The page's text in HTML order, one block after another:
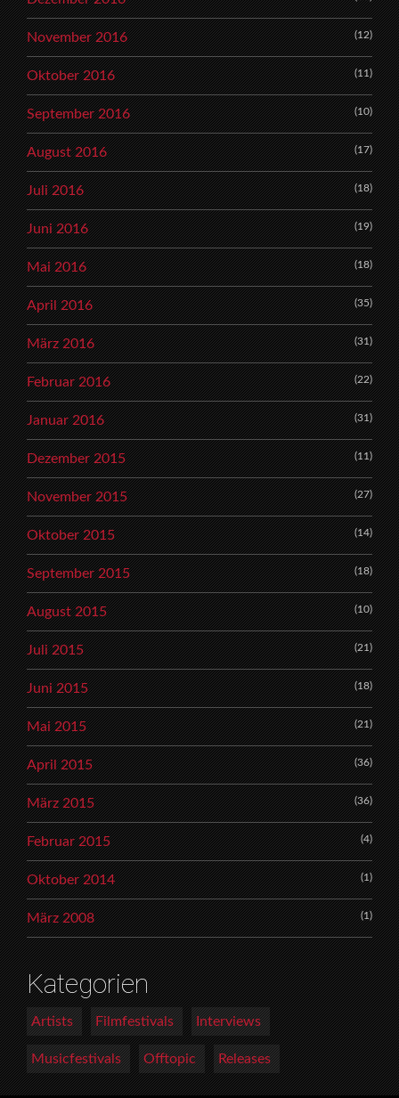
November 2016 (12)
Oktober 2016 (11)
September 2016 (10)
August 2016 (17)
Juli 2016 (18)
Juni 2016 (19)
Mai 2016 (18)
April 2016 (35)
März 2016 (31)
Februar 2016 (22)
Januar 2016 (31)
Dezember 2015 (11)
November 2015 (27)
Oktober 2015 (14)
September 2015 (18)
August 2015 (10)
Juli 2015 (21)
Juni 2015 (18)
Mai 2015 (21)
April 2015 (36)
März 2015 (36)
Februar 2015 (4)
Oktober 2014 (1)
März 2008 (1)
Kategorien
Artists Filmfestivals Interviews
Musicfestivals Offtopic Releases